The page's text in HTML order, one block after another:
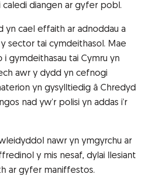
caledi diangen ar gyfer pobl.
yn cael effaith ar adnoddau a
sector tai cymdeithasol. Mae
i gymdeithasau tai Cymru yn
awr y dydd yn cefnogi
yn gysylltiedig â Chredyd
nad yw’r polisi yn addas i’r
nawr yn ymgyrchu ar
y mis nesaf, dylai llesiant
ar gyfer maniffestos.